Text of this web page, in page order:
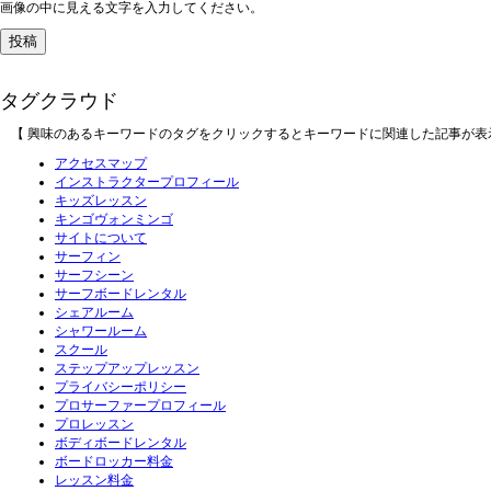
画像の中に見える文字を入力してください。
タグクラウド
【 興味のあるキーワードのタグをクリックするとキーワードに関連した記事が表
アクセスマップ
インストラクタープロフィール
キッズレッスン
キンゴヴォンミンゴ
サイトについて
サーフィン
サーフシーン
サーフボードレンタル
シェアルーム
シャワールーム
スクール
ステップアップレッスン
プライバシーポリシー
プロサーファープロフィール
プロレッスン
ボディボードレンタル
ボードロッカー料金
レッスン料金